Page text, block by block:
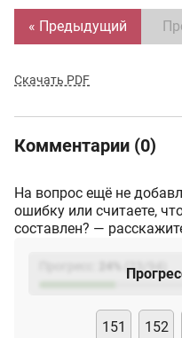
« Предыдущий
Скачать PDF
Комментарии (0)
На вопрос ещё не
ошибку или считаете,
составлен? —
(23
151 152